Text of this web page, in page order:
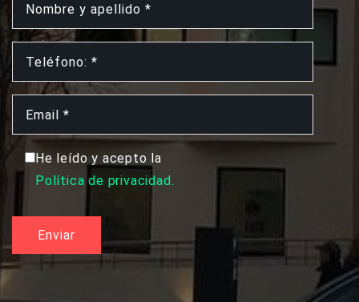
He leído y acepto la
Política de privacidad.